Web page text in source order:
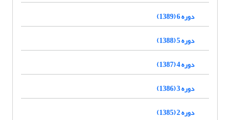
دوره 6 (1389)
دوره 5 (1388)
دوره 4 (1387)
دوره 3 (1386)
دوره 2 (1385)